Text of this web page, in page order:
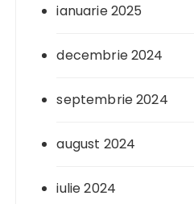
ianuarie 2025
decembrie 2024
septembrie 2024
august 2024
iulie 2024